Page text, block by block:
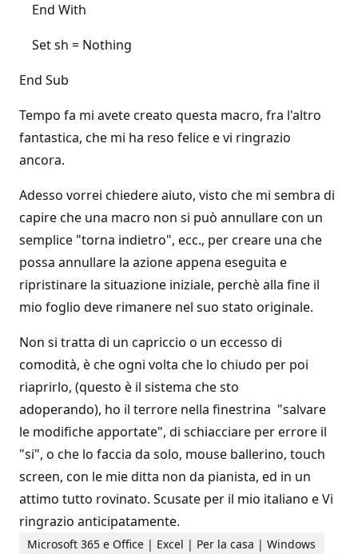
End With
Set sh = Nothing
End Sub
Tempo fa mi avete creato questa macro, fra l'altro
fantastica, che mi ha reso felice e vi ringrazio
ancora.
Adesso vorrei chiedere aiuto, visto che mi sembra di
capire che una macro non si può annullare con un
semplice "torna indietro", ecc., per creare una che
possa annullare la azione appena eseguita e
ripristinare la situazione iniziale, perchè alla fine il
mio foglio deve rimanere nel suo stato originale.
Non si tratta di un capriccio o un eccesso di
comodità, è che ogni volta che lo chiudo per poi
riaprirlo, (questo è il sistema che sto
adoperando), ho il terrore nella finestrina "salvare
le modifiche apportate", di schiacciare per errore il
"si", o che lo faccia da solo, mouse ballerino, touch
screen, con le mie ditta non da pianista, ed in un
attimo tutto rovinato. Scusate per il mio italiano e Vi
ringrazio anticipatamente.
Microsoft 365 e Office | Excel | Per la casa | Windows